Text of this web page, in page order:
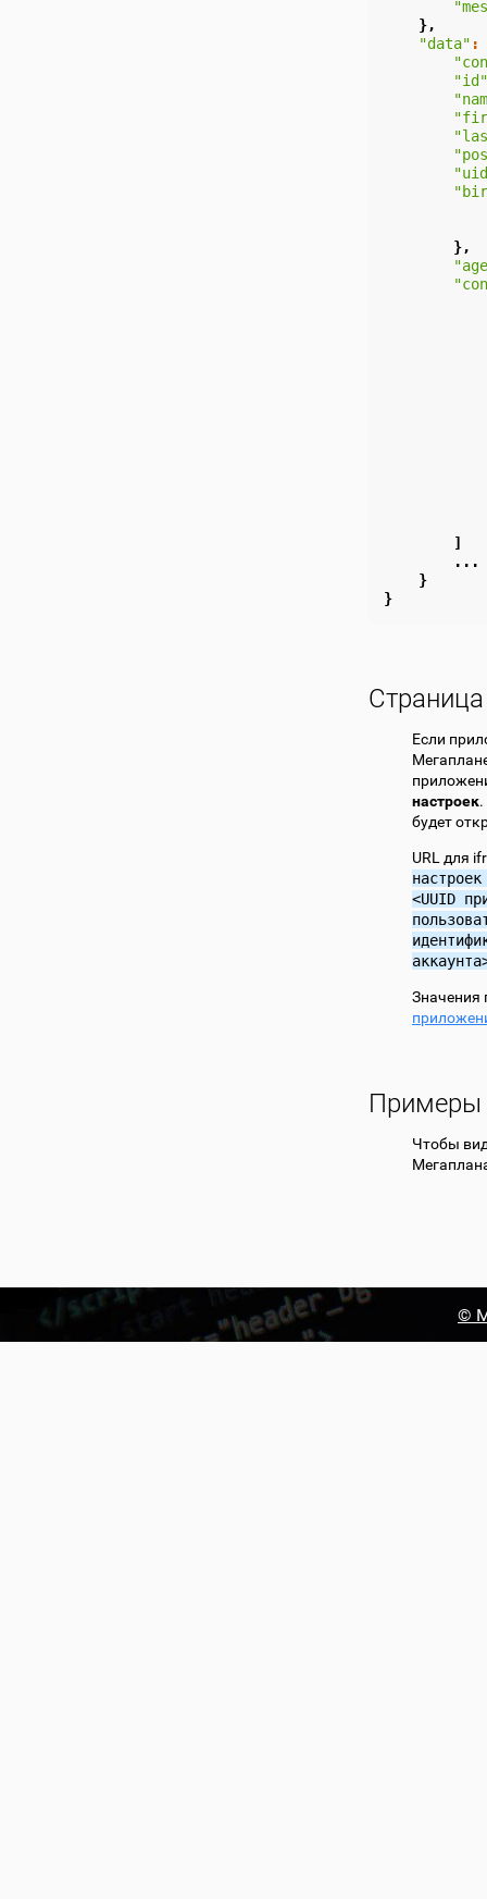
},
"data" :
"id"
},
]
...
}
}
Если
настроек
будет
URL для
настроек
<UUID
Значения
Примеры
Чтобы
©